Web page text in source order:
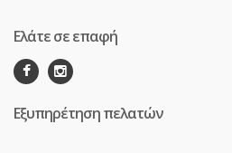
Ελάτε σε επαφή
Εξυπηρέτηση πελατών